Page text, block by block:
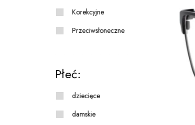
Korekcyjne
Przeciwsłoneczne
Płeć:
dziecięce
damskie